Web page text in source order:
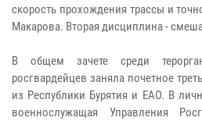
скорость прохождения трассы и
Макарова. Вторая дисциплина -
В общем зачете среди
росгвардейцев заняла почетное
из Республики Бурятия и ЕАО. В
военнослужащая Управления